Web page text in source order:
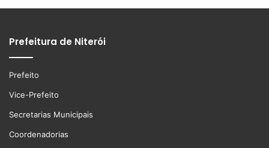
Prefeitura de Niterói
Prefeito
Vice-Prefeito
Secretarias Municipais
Coordenadorias